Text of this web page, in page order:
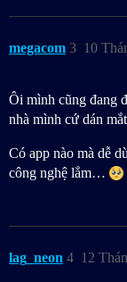
megacom 10
3
Ôi mình cũng đang
nhà mình cứ dán
Có app nào mà dễ
công nghệ lắm…
lag_neon 12
4